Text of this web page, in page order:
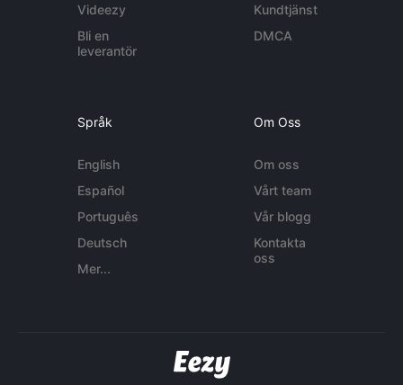
Videezy
Bli en
leverantör
Kundtjänst
DMCA
Språk
English
Español
Português
Deutsch
Mer...
Om Oss
Om oss
Vårt team
Vår blogg
Kontakta
oss